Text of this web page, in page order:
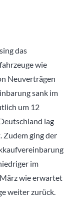
das
wie
Neuverträgen
sank im
um 12
lag
Zudem ging der
im
wie erwartet
weiter zurück.